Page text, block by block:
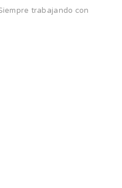
trabajando con